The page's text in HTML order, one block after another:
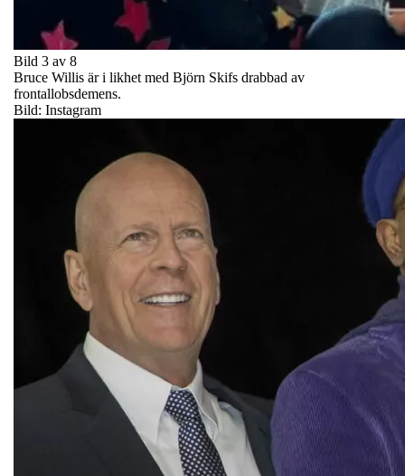
Bild 3 av 8
Bruce Willis är i likhet med Björn Skifs drabbad av
frontallobsdemens.
Bild: Instagram